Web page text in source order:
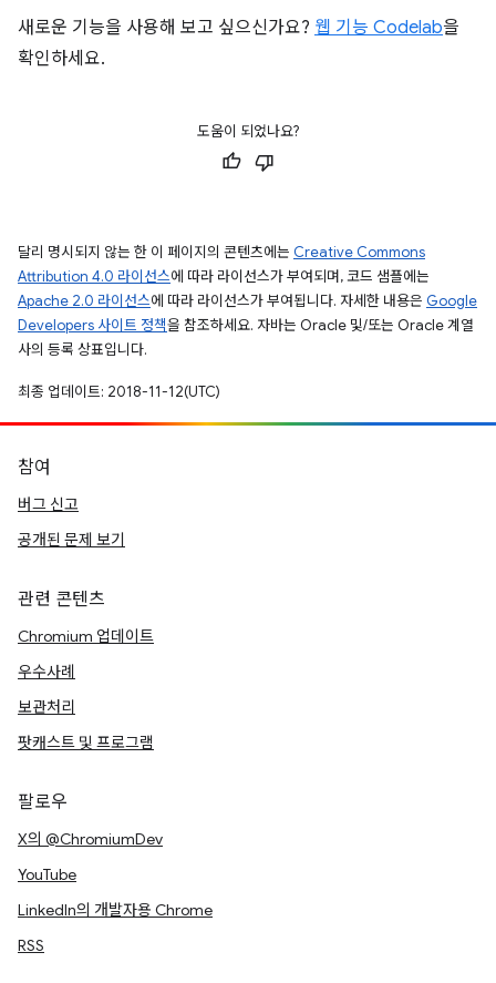
새로운 기능을 사용해 보고 싶으신가요? 웹 기능 Codelab을
확인하세요.
도움이 되었나요?
달리 명시되지 않는 한 이 페이지의 콘텐츠에는 Creative Commons
Attribution 4.0 라이선스에 따라 라이선스가 부여되며, 코드 샘플에는
Apache 2.0 라이선스에 따라 라이선스가 부여됩니다. 자세한 내용은 Google
Developers 사이트 정책을 참조하세요. 자바는 Oracle 및/또는 Oracle 계열
사의 등록 상표입니다.
최종 업데이트: 2018-11-12(UTC)
참여
버그 신고
공개된 문제 보기
관련 콘텐츠
Chromium 업데이트
우수사례
보관처리
팟캐스트 및 프로그램
팔로우
X의 @ChromiumDev
YouTube
LinkedIn의 개발자용 Chrome
RSS